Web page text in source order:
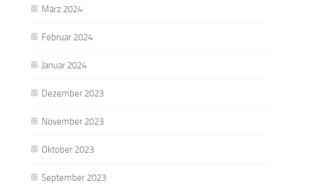
März 2024
Februar 2024
Januar 2024
Dezember 2023
November 2023
Oktober 2023
September 2023